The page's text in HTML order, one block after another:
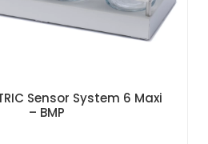
Sensor System 6 Maxi
– BMP